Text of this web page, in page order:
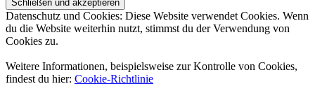
Datenschutz und Cookies: Diese Website verwendet Cookies. Wenn
du die Website weiterhin nutzt, stimmst du der Verwendung von
Cookies zu.
Weitere Informationen, beispielsweise zur Kontrolle von Cookies,
findest du hier: Cookie-Richtlinie